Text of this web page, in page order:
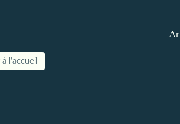
l'accueil